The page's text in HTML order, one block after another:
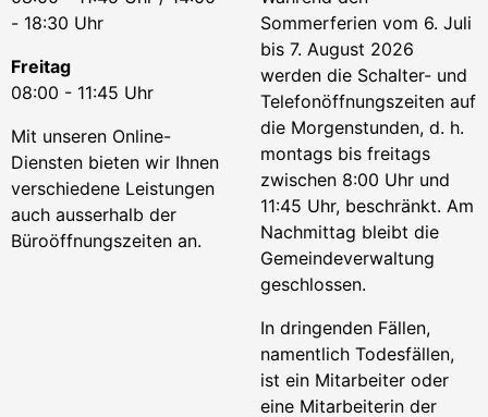
- 18:30 Uhr
Freitag
08:00 - 11:45 Uhr
Mit unseren Online-
Diensten bieten wir Ihnen
verschiedene Leistungen
auch ausserhalb der
Büroöffnungszeiten an.
Sommerferien vom 6. Juli
bis 7. August 2026
werden die Schalter- und
Telefonöffnungszeiten auf
die Morgenstunden, d. h.
montags bis freitags
zwischen 8:00 Uhr und
11:45 Uhr, beschränkt. Am
Nachmittag bleibt die
Gemeindeverwaltung
geschlossen.
In dringenden Fällen,
namentlich Todesfällen,
ist ein Mitarbeiter oder
eine Mitarbeiterin der